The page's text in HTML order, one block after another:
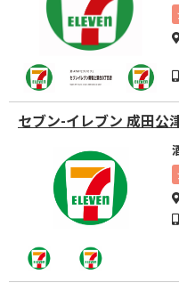
セブン-イレブン 成田公